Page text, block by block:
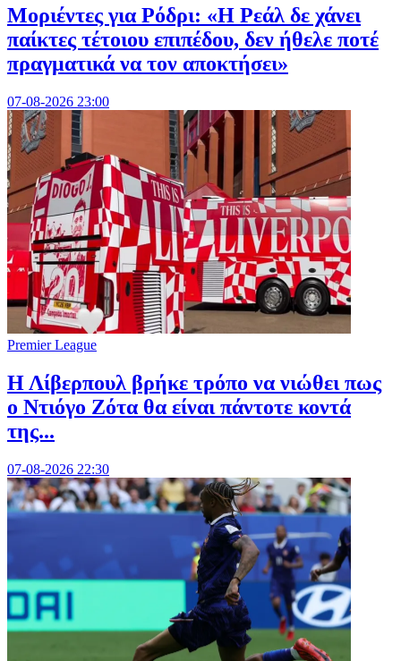
Μοριέντες για Ρόδρι: «Η Ρεάλ δε χάνει
παίκτες τέτοιου επιπέδου, δεν ήθελε ποτέ
πραγματικά να τον αποκτήσει»
07-08-2026 23:00
Premier League
Η Λίβερπουλ βρήκε τρόπο να νιώθει πως
ο Ντιόγο Ζότα θα είναι πάντοτε κοντά
της...
07-08-2026 22:30